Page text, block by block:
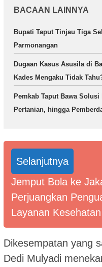
BACAAN LAINNYA
Bupati Taput Tinjau Tiga
Parmonangan
Dugaan Kasus Asusila di
Kades Mengaku Tidak
Pemkab Taput Bawa
Pertanian, hingga
Selanjutnya
Jemput Bola ke
Perjuangkan
Layanan Kesehatan
Dikesempatan yang
Dedi Mulyadi